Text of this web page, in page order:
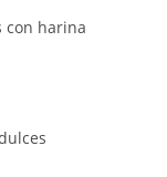
con harina